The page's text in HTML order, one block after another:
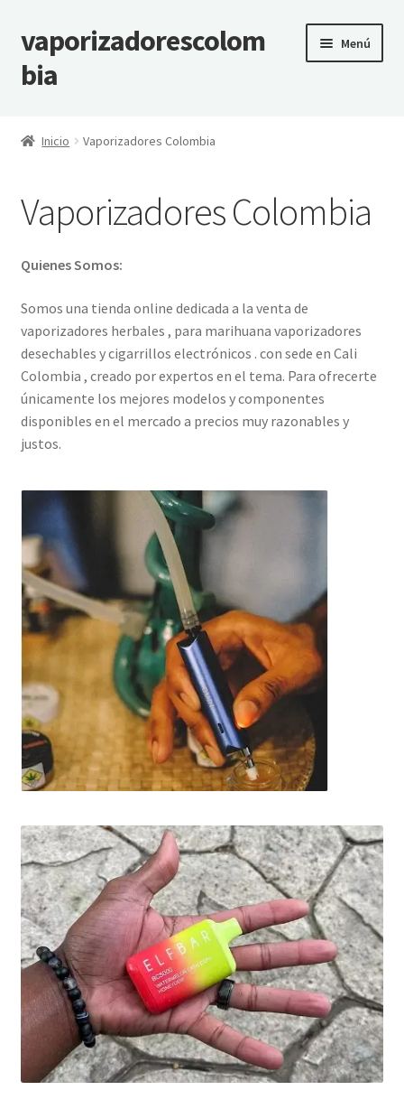
Ir
a
la
Ir
al
contenido
vaporizadorescolom
bia
Menú
Carrito
Finalizar compra
Inicio Vaporizadores Colombia
Vaporizadores Colombia
Quienes Somos:
Somos una tienda online dedicada a la venta de
vaporizadores herbales , para marihuana vaporizadores
desechables y cigarrillos electrónicos . con sede en Cali
Colombia , creado por expertos en el tema. Para ofrecerte
únicamente los mejores modelos y componentes
disponibles en el mercado a precios muy razonables y
justos.